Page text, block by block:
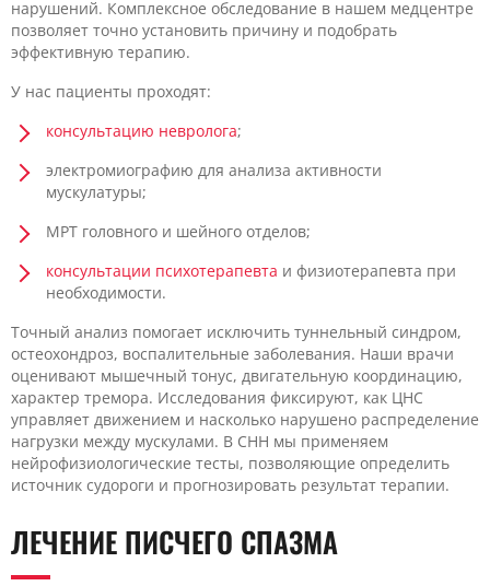
нарушений. Комплексное обследование в нашем медцентре
позволяет точно установить причину и подобрать
эффективную терапию.
У нас пациенты проходят:
консультацию невролога;
электромиографию для анализа активности
мускулатуры;
МРТ головного и шейного отделов;
консультации психотерапевта и физиотерапевта при
необходимости.
Точный анализ помогает исключить туннельный синдром,
остеохондроз, воспалительные заболевания. Наши врачи
оценивают мышечный тонус, двигательную координацию,
характер тремора. Исследования фиксируют, как ЦНС
управляет движением и насколько нарушено распределение
нагрузки между мускулами. В CHH мы применяем
нейрофизиологические тесты, позволяющие определить
источник судороги и прогнозировать результат терапии.
ЛЕЧЕНИЕ ПИСЧЕГО СПАЗМА